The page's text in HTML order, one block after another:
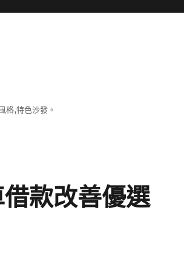
格,特色沙發。
款改善優選